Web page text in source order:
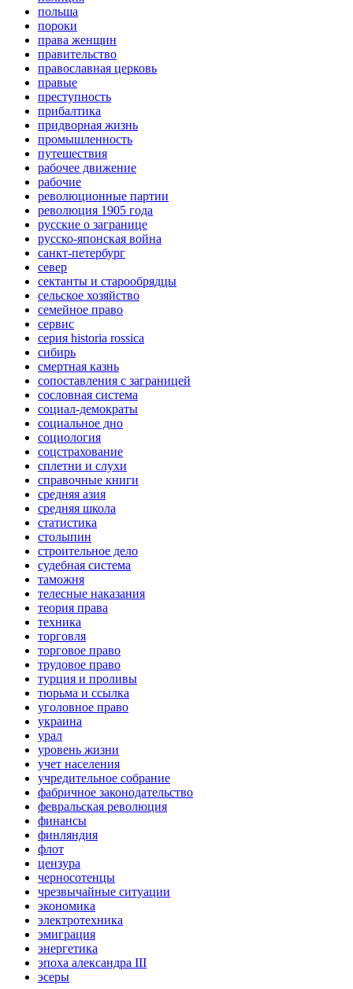
польша
пороки
права женщин
правительство
православная церковь
правые
преступность
прибалтика
придворная жизнь
промышленность
путешествия
рабочее движение
рабочие
революционные партии
революция 1905 года
русские о загранице
русско-японская война
санкт-петербург
север
сектанты и старообрядцы
сельское хозяйство
семейное право
сервис
серия historia rossica
сибирь
смертная казнь
сопоставления с заграницей
сословная система
социал-демократы
социальное дно
социология
соцстрахование
сплетни и слухи
справочные книги
средняя азия
средняя школа
статистика
столыпин
строительное дело
судебная система
таможня
телесные наказания
теория права
техника
торговля
торговое право
трудовое право
турция и проливы
тюрьма и ссылка
уголовное право
украина
урал
уровень жизни
учет населения
учредительное собрание
фабричное законодательство
февральская революция
финансы
финляндия
флот
цензура
черносотенцы
чрезвычайные ситуации
экономика
электротехника
эмиграция
энергетика
эпоха александра III
эсеры